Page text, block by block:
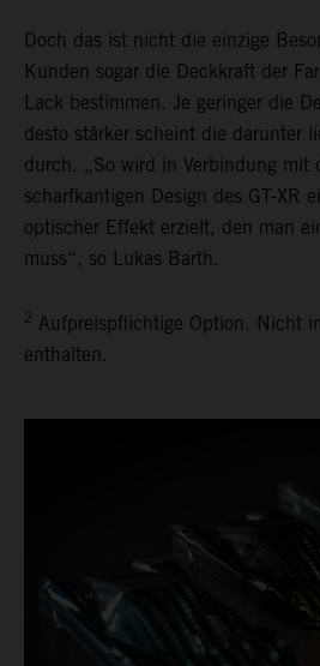
Doch das ist nicht die einzige
Kunden sogar die Deckkraft der
Lack bestimmen. Je geringer die
desto stärker scheint die darunter
durch. „So wird in Verbindung mit
scharfkantigen Design des GT-XR
optischer Effekt erzielt, den man
muss“, so Lukas Barth.
2 Aufpreispflichtige Option. Nicht
enthalten.